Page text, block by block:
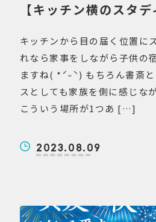
【キッチン横のスタデ
キッチンから目の届く位置に
れなら家事をしながら子供の
ますね( *ˊᵕˋ) もちろん書斎
スとしても家族を側に感じな
こういう場所が1つあ […]
2023.08.09